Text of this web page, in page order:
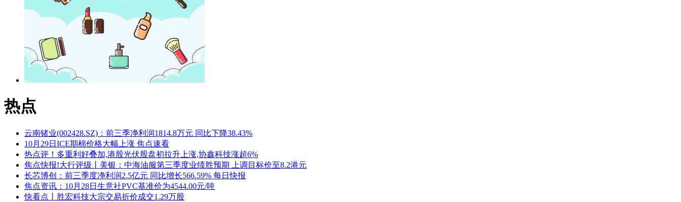
热点
云南锗业(002428.SZ)：前三季净利润1814.8万元 同比下降38.43%
10月29日ICE期棉价格大幅上涨 焦点速看
热点评！多重利好叠加,港股光伏股盘初拉升上涨,协鑫科技涨超6%
焦点快报!大行评级丨美银：中海油服第三季度业绩胜预期 上调目标价至8.2港元
长芯博创：前三季度净利润2.5亿元 同比增长566.59% 每日快报
焦点资讯：10月28日生意社PVC基准价为4544.00元/吨
快看点丨胜宏科技大宗交易折价成交1.29万股